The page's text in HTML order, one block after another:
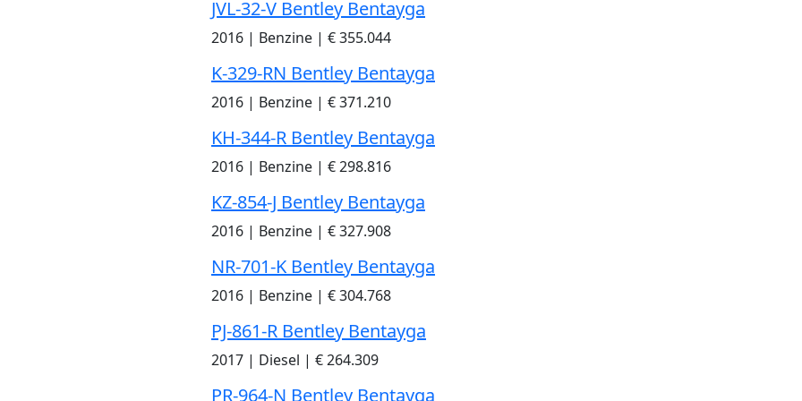
JVL-32-V Bentley Bentayga
2016 | Benzine | € 355.044
K-329-RN Bentley Bentayga
2016 | Benzine | € 371.210
KH-344-R Bentley Bentayga
2016 | Benzine | € 298.816
KZ-854-J Bentley Bentayga
2016 | Benzine | € 327.908
NR-701-K Bentley Bentayga
2016 | Benzine | € 304.768
PJ-861-R Bentley Bentayga
2017 | Diesel | € 264.309
PR-964-N Bentley Bentayga